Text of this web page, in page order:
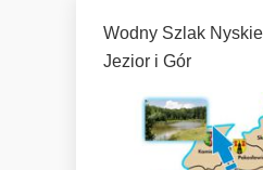
Wodny Szlak
Jezior i Gór